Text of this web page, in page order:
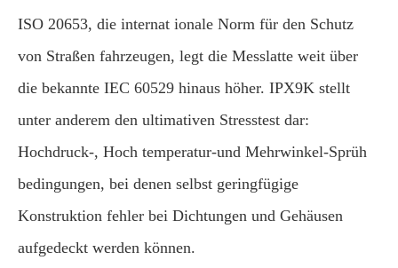
ISO 20653, die internat ionale Norm für den Schutz
von Straßen fahrzeugen, legt die Messlatte weit über
die bekannte IEC 60529 hinaus höher. IPX9K stellt
unter anderem den ultimativen Stresstest dar:
Hochdruck-, Hoch temperatur-und Mehrwinkel-Sprüh
bedingungen, bei denen selbst geringfügige
Konstruktion fehler bei Dichtungen und Gehäusen
aufgedeckt werden können.